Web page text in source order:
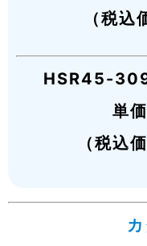
（税
HSR45-
単
（税込